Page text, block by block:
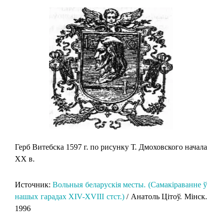
Герб Витебска 1597 г. по рисунку Т. Дмоховского начала
XX в.
Источник:Вольныя беларускія месты. (Самакіраванне ў
нашых гарадах XIV-XVIII стст.)/ Анатоль Цітоў. Мінск.
1996